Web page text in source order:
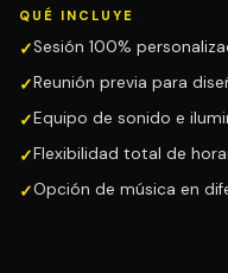
QUÉ INCLUYE
Sesión 100%
Reunión previa para
Equipo de sonido e
Flexibilidad total de
Opción de música en